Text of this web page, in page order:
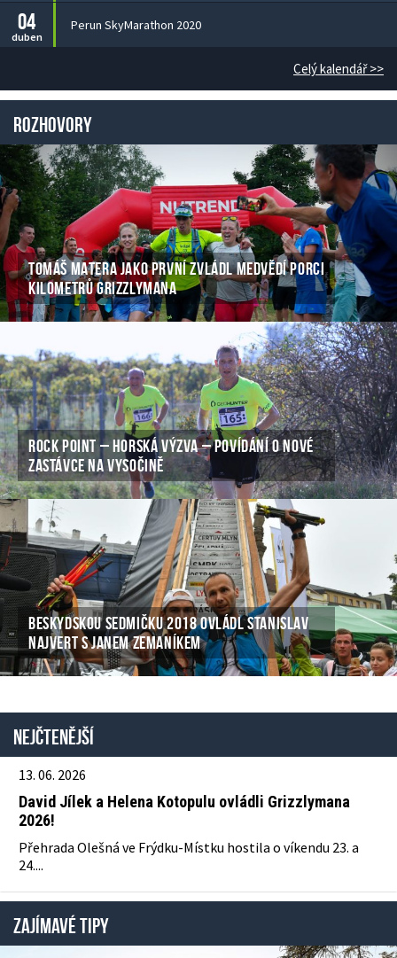
04
duben
Perun SkyMarathon 2020
Celý kalendář >>
Rozhovory
TOMÁŠ MATERA JAKO PRVNÍ ZVLÁDL MEDVĚDÍ PORCI
KILOMETRŮ GRIZZLYMANA
ROCK POINT – HORSKÁ VÝZVA – POVÍDÁNÍ O NOVÉ
ZASTÁVCE NA VYSOČINĚ
BESKYDSKOU SEDMIČKU 2018 OVLÁDL STANISLAV
NAJVERT S JANEM ZEMANÍKEM
Nejčtenější
13. 06. 2026
David Jílek a Helena Kotopulu ovládli Grizzlymana
2026!
Přehrada Olešná ve Frýdku-Místku hostila o víkendu 23. a
24....
ZAJÍMAVÉ TIPY